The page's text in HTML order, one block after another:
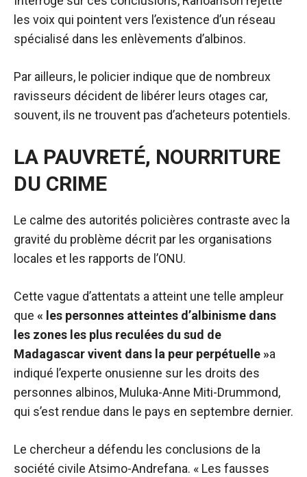
les voix qui pointent vers l’existence d’un réseau
spécialisé dans les enlèvements d’albinos.
Par ailleurs, le policier indique que de nombreux
ravisseurs décident de libérer leurs otages car,
souvent, ils ne trouvent pas d’acheteurs potentiels.
LA PAUVRETÉ, NOURRITURE
DU CRIME
Le calme des autorités policières contraste avec la
gravité du problème décrit par les organisations
locales et les rapports de l’ONU.
Cette vague d’attentats a atteint une telle ampleur
que « les personnes atteintes d’albinisme dans
les zones les plus reculées du sud de
Madagascar vivent dans la peur perpétuelle »a
indiqué l’experte onusienne sur les droits des
personnes albinos, Muluka-Anne Miti-Drummond,
qui s’est rendue dans le pays en septembre dernier.
Le chercheur a défendu les conclusions de la
société civile Atsimo-Andrefana. « Les fausses